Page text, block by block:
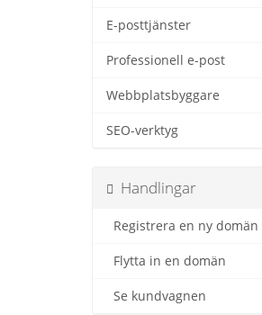
E-posttjänster
Professionell e-post
Webbplatsbyggare
SEO-verktyg
Handlingar
Registrera en ny domän
Flytta in en domän
Se kundvagnen